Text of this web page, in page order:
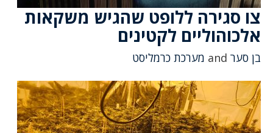
צו סגירה ללופט שהגיש משקאות
אלכוהוליים לקטינים
בן סער מערכת כרמליסט